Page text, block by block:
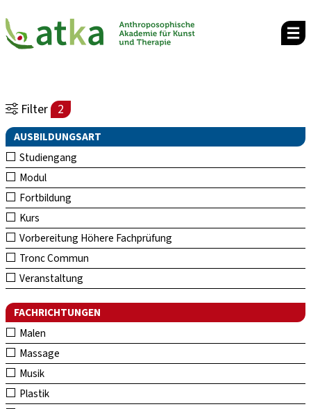
Filter 2
AUSBILDUNGSART
Studiengang
Modul
Fortbildung
Kurs
Vorbereitung Höhere Fachprüfung
Tronc Commun
Veranstaltung
FACHRICHTUNGEN
Malen
Massage
Musik
Plastik